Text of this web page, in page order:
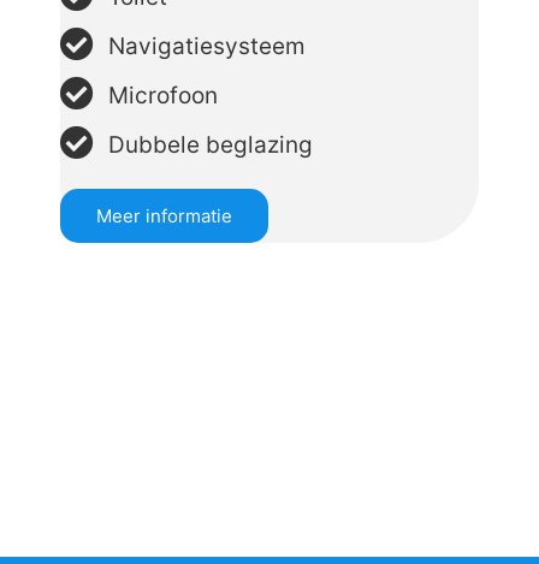
Navigatiesysteem
Microfoon
Dubbele beglazing
Meer informatie